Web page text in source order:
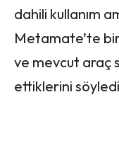
dahili kullanım
Metamate’te
ve mevcut araç
ettiklerini